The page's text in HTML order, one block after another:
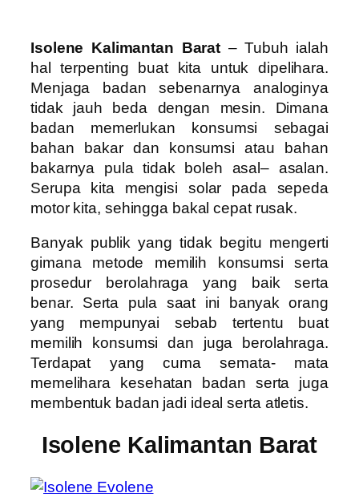
Isolene Kalimantan Barat – Tubuh ialah
hal terpenting buat kita untuk dipelihara.
Menjaga badan sebenarnya analoginya
tidak jauh beda dengan mesin. Dimana
badan memerlukan konsumsi sebagai
bahan bakar dan konsumsi atau bahan
bakarnya pula tidak boleh asal– asalan.
Serupa kita mengisi solar pada sepeda
motor kita, sehingga bakal cepat rusak.
Banyak publik yang tidak begitu mengerti
gimana metode memilih konsumsi serta
prosedur berolahraga yang baik serta
benar. Serta pula saat ini banyak orang
yang mempunyai sebab tertentu buat
memilih konsumsi dan juga berolahraga.
Terdapat yang cuma semata- mata
memelihara kesehatan badan serta juga
membentuk badan jadi ideal serta atletis.
Isolene Kalimantan Barat